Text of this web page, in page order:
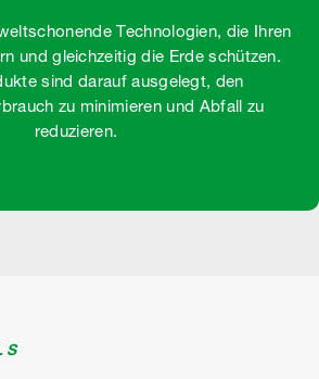
Technologien, die Ihren
und gleichzeitig die Erde schützen.
sind darauf ausgelegt, den
zu minimieren und Abfall zu
reduzieren.